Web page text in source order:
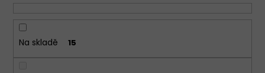
Na skladě 15